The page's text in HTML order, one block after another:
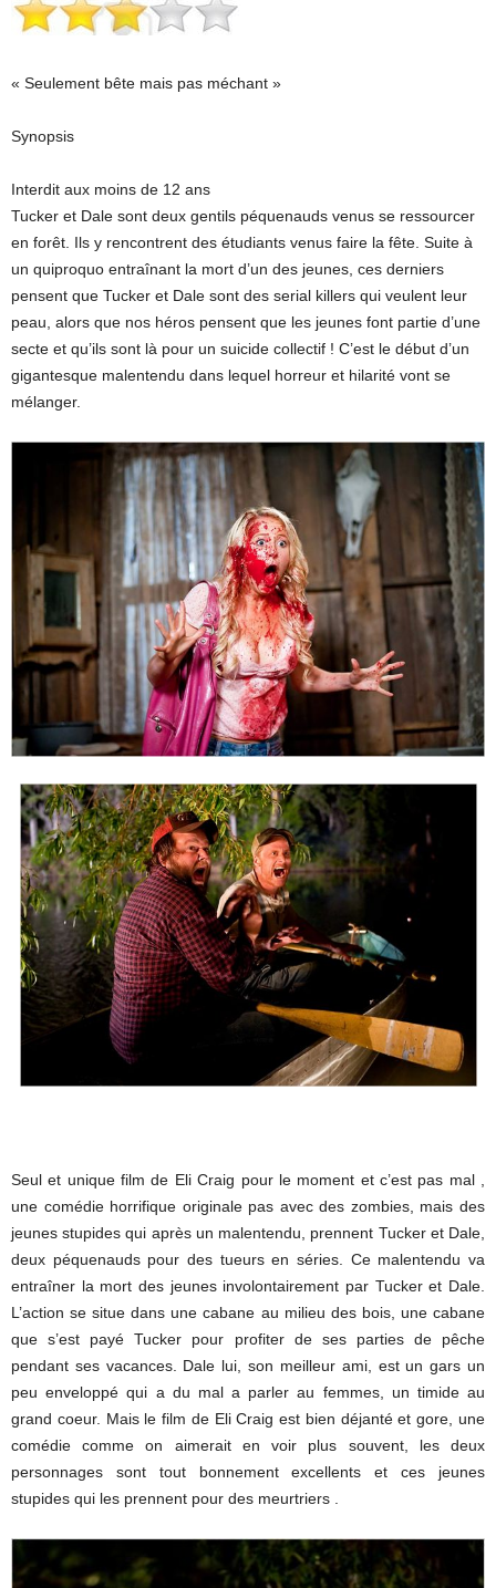
« Seulement bête mais pas méchant »
Synopsis
Interdit aux moins de 12 ans
Tucker et Dale sont deux gentils péquenauds venus se ressourcer
en forêt. Ils y rencontrent des étudiants venus faire la fête. Suite à
un quiproquo entraînant la mort d’un des jeunes, ces derniers
pensent que Tucker et Dale sont des serial killers qui veulent leur
peau, alors que nos héros pensent que les jeunes font partie d’une
secte et qu’ils sont là pour un suicide collectif ! C’est le début d’un
gigantesque malentendu dans lequel horreur et hilarité vont se
mélanger.
Seul et unique film de Eli Craig pour le moment et c’est pas mal ,
une comédie horrifique originale pas avec des zombies, mais des
jeunes stupides qui après un malentendu, prennent Tucker et Dale,
deux péquenauds pour des tueurs en séries. Ce malentendu va
entraîner la mort des jeunes involontairement par Tucker et Dale.
L’action se situe dans une cabane au milieu des bois, une cabane
que s’est payé Tucker pour profiter de ses parties de pêche
pendant ses vacances. Dale lui, son meilleur ami, est un gars un
peu enveloppé qui a du mal a parler au femmes, un timide au
grand coeur. Mais le film de Eli Craig est bien déjanté et gore, une
comédie comme on aimerait en voir plus souvent, les deux
personnages sont tout bonnement excellents et ces jeunes
stupides qui les prennent pour des meurtriers .